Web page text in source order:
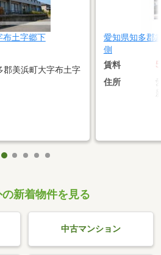
布土字郷下
郡美浜町大字布土字
愛知県知多郡
側
賃料
住所
新着物件を見る
中古マンション